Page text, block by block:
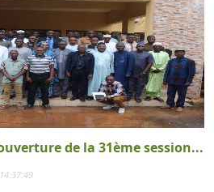
de la 31ème session...